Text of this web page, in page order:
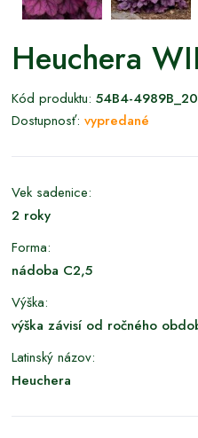
Heuchera
Kód produktu: 54B4-
Dostupnosť: vypredané
Vek sadenice:
2 roky
Forma:
nádoba C2,5
Výška:
výška závisí od ročného
Latinský názov:
Heuchera